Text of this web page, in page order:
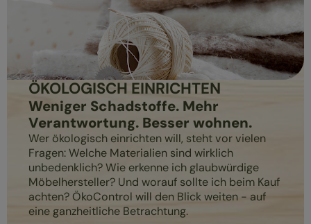
ÖKOLOGISCH EINRICHTEN
Weniger Schadstoffe. Mehr
Verantwortung. Besser wohnen.
Wer ökologisch einrichten will, steht vor vielen
Fragen: Welche Materialien sind wirklich
unbedenklich? Wie erkenne ich glaubwürdige
Möbelhersteller? Und worauf sollte ich beim Kauf
achten? ÖkoControl will den Blick weiten - auf
eine ganzheitliche Betrachtung.